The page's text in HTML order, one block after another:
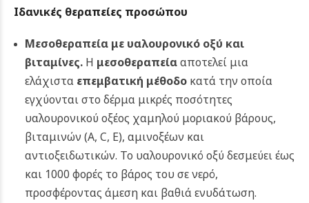
Ιδανικές θεραπείες προσώπου
Μεσοθεραπεία με υαλουρονικό οξύ και
βιταμίνες.Η μεσοθεραπεία αποτελεί μια
ελάχιστα επεμβατική μέθοδοκατά την οποία
εγχύονται στο δέρμα μικρές ποσότητες
υαλουρονικού οξέος χαμηλού μοριακού βάρους,
βιταμινών (A, C, E), αμινοξέων και
αντιοξειδωτικών. Το υαλουρονικό οξύ δεσμεύει έως
και 1000 φορές το βάρος του σε νερό,
προσφέροντας άμεση και βαθιά ενυδάτωση.